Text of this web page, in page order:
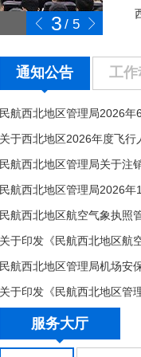
3 / 5
通知公告 工作
民航西北地区航空气象执照
服务大厅